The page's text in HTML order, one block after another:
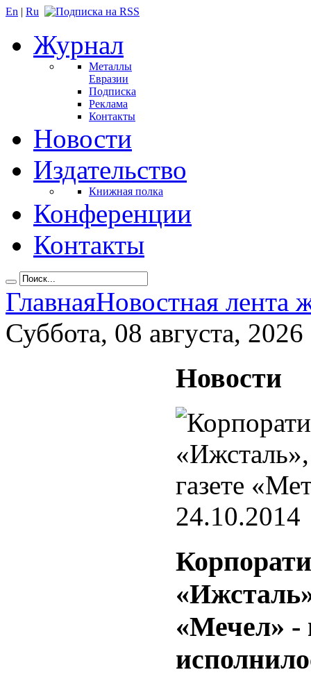
En | Ru
Журнал
Металлы
Евразии
Подписка
Реклама
Контакты
Новости
Издательство
Книжная полка
Конференции
Контакты
ГлавнаяНовостная лента
Суббота, 08 августа, 2026
Новости
24.10.2014
«Мечел» -